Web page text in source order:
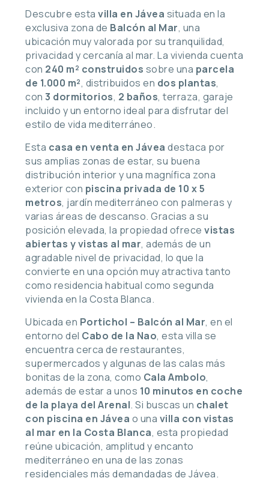
Descubre esta villa en Jávea situada en la
exclusiva zona de Balcón al Mar, una
ubicación muy valorada por su tranquilidad,
privacidad y cercanía al mar. La vivienda cuenta
con 240 m² construidos sobre una parcela
de 1.000 m², distribuidos en dos plantas,
con 3 dormitorios, 2 baños, terraza, garaje
incluido y un entorno ideal para disfrutar del
estilo de vida mediterráneo.
Esta casa en venta en Jávea destaca por
sus amplias zonas de estar, su buena
distribución interior y una magnífica zona
exterior con piscina privada de 10 x 5
metros, jardín mediterráneo con palmeras y
varias áreas de descanso. Gracias a su
posición elevada, la propiedad ofrece vistas
abiertas y vistas al mar, además de un
agradable nivel de privacidad, lo que la
convierte en una opción muy atractiva tanto
como residencia habitual como segunda
vivienda en la Costa Blanca.
Ubicada en Portichol – Balcón al Mar, en el
entorno del Cabo de la Nao, esta villa se
encuentra cerca de restaurantes,
supermercados y algunas de las calas más
bonitas de la zona, como Cala Ambolo,
además de estar a unos 10 minutos en coche
de la playa del Arenal. Si buscas un chalet
con piscina en Jávea o una villa con vistas
al mar en la Costa Blanca, esta propiedad
reúne ubicación, amplitud y encanto
mediterráneo en una de las zonas
residenciales más demandadas de Jávea.